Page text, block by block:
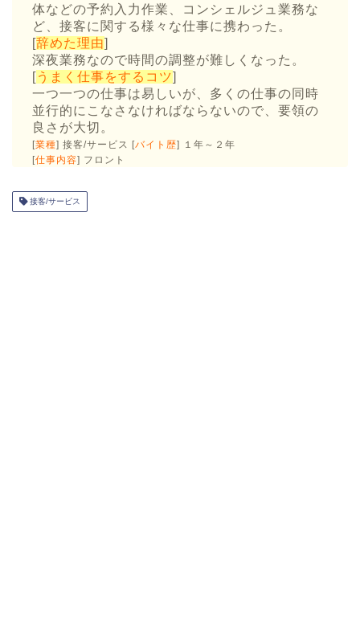
体などの予約入力作業、コンシェルジュ業務な
ど、接客に関する様々な仕事に携わった。
[辞めた理由]
深夜業務なので時間の調整が難しくなった。
[うまく仕事をするコツ]
一つ一つの仕事は易しいが、多くの仕事の同時
並行的にこなさなければならないので、要領の
良さが大切。
[業種] 接客/サービス [バイト歴] １年～２年
[仕事内容] フロント
接客/サービス